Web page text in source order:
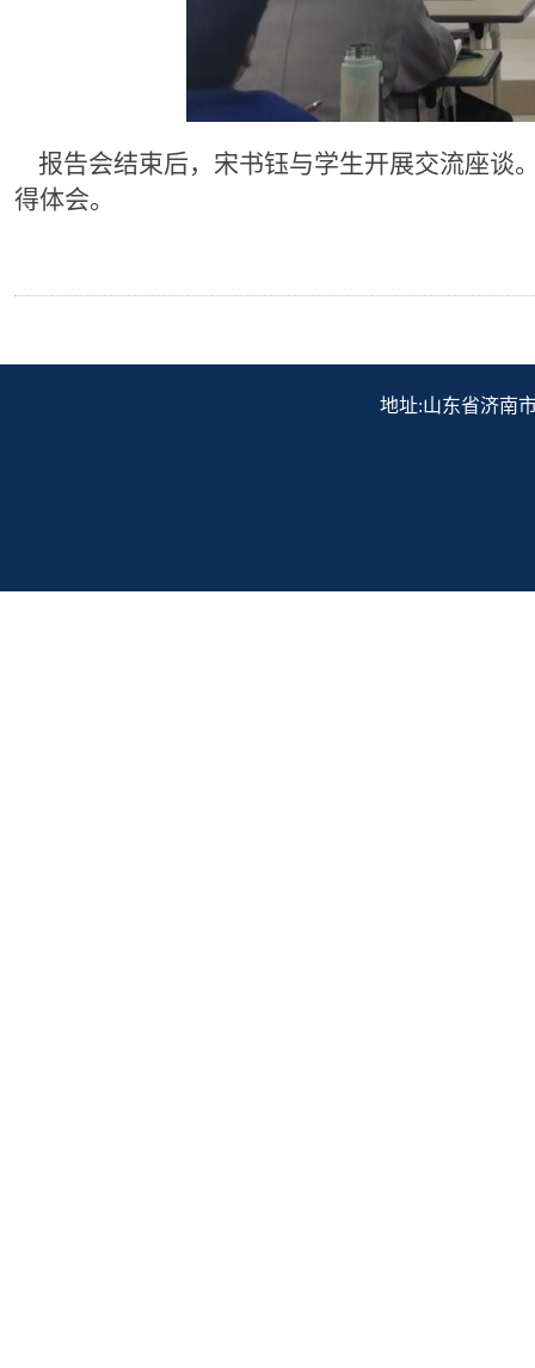
报告会结束后，宋书钰与学生开展交流座谈
得体会。
地址:山东省济南